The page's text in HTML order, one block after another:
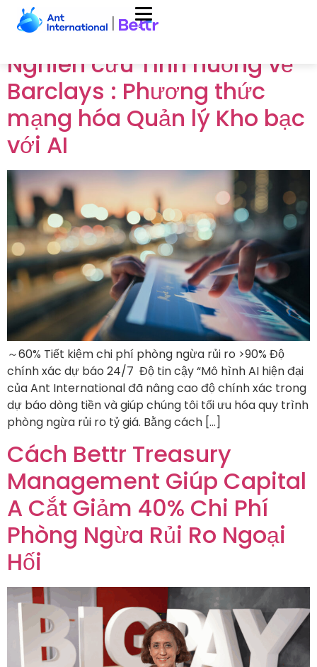
Topic:Guide
Nghiên cứu Tình huống về
Barclays : Phương thức
mạng hóa Quản lý Kho bạc
với AI
～60% Tiết kiệm chi phí phòng ngừa rủi ro >90% Độ
chính xác dự báo 24/7 Độ tin cậy “Mô hình AI hiện đại
của Ant International đã nâng cao độ chính xác trong
dự báo dòng tiền và giúp chúng tôi tối ưu hóa quy trình
phòng ngừa rủi ro tỷ giá. Bằng cách […]
Cách Bettr Treasury
Management Giúp Capital
A Cắt Giảm 40% Chi Phí
Phòng Ngừa Rủi Ro Ngoại
Hối